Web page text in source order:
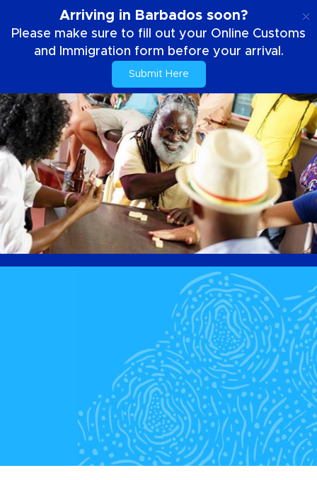
Arriving in Barbados soon?
Please make sure to fill out your Online Customs
and Immigration form before your arrival.
Submit Here